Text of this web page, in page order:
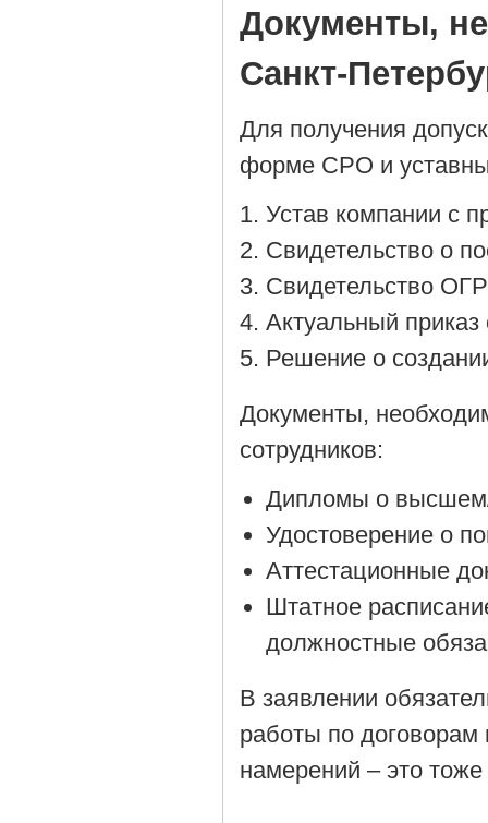
Документы,
Санкт-
Для получения
форме СРО и
Устав компании с
Cвидетельство о
Cвидетельство
Актуальный приказ
Решение о
Документы,
сотрудников:
Дипломы о
Удостоверение о
Аттестационные
Штатное
должностные
В заявлении
работы по договорам
намерений – это